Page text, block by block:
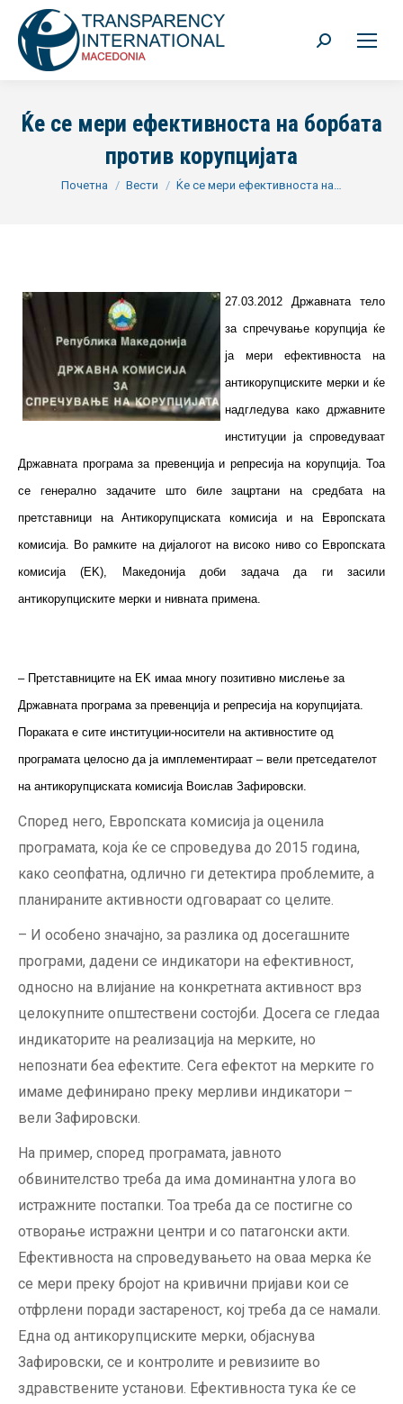
Search:
Ќе се мери ефективноста на борбата
против корупцијата
You are here:
Почетна Вести Ќе се мери ефективноста на…
27.03.2012 Државната тело
за спречување корупција ќе
ја мери ефективноста на
антикорупциските мерки и ќе
надгледува како државните
институции ја спроведуваат
Државната програма за превенција и репресија на корупција. Тоа
се генерално задачите што биле зацртани на средбата на
претставници на Антикорупциската комисија и на Европската
комисија. Во рамките на дијалогот на високо ниво со Европската
комисија (ЕK), Македонија доби задача да ги засили
антикорупциските мерки и нивната примена.
– Претставниците на ЕK имаа многу позитивно мислење за
Државната програма за превенција и репресија на корупцијата.
Пораката е сите институции-носители на активностите од
програмата целосно да ја имплементираат – вели претседателот
на антикорупциската комисија Воислав Зафировски.
Според него, Европската комисија ја оценила
програмата, која ќе се спроведува до 2015 година,
како сеопфатна, одлично ги детектира проблемите, а
планираните активности одговараат со целите.
– И особено значајно, за разлика од досегашните
програми, дадени се индикатори на ефективност,
односно на влијание на конкретната активност врз
целокупните општествени состојби. Досега се гледаа
индикаторите на реализација на мерките, но
непознати беа ефектите. Сега ефектот на мерките го
имаме дефинирано преку мерливи индикатори –
вели Зафировски.
На пример, според програмата, јавното
обвинителство треба да има доминантна улога во
истражните постапки. Тоа треба да се постигне со
отворање истражни центри и со патагонски акти.
Ефективноста на спроведувањето на оваа мерка ќе
се мери преку бројот на кривични пријави кои се
отфрлени поради застареност, кој треба да се намали.
Една од антикорупциските мерки, објаснува
Зафировски, се и контролите и ревизиите во
здравствените установи. Ефективноста тука ќе се